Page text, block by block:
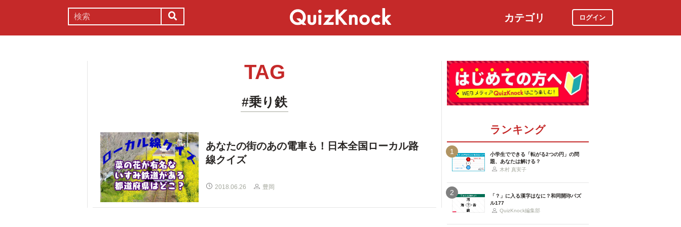
カテゴリ ログイン
TAG
#乗り鉄
あなたの街のあの電車も！日本全国ローカル路
線クイズ
2018.06.26 豊岡
ランキング
1
小学生でできる「転がる2つの円」の問
題、あなたは解ける？
木村 真実子
2
「？」に入る漢字はなに？和同開珎パズ
ル177
QuizKnock編集部